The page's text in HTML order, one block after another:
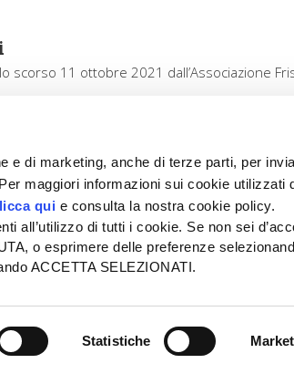
e di marketing, anche di terze parti, per
maggiori informazioni sui cookie utilizzati
qui e consulta la nostra cookie policy.
all’utilizzo di tutti i cookie. Se non sei
o esprimere delle preferenze
ACCETTA SELEZIONATI.
Statistiche
scorso 11 ottobre 2021 dall’Associazione
SEDE
Tel + 39.045.8057511
info@informatoreagrario.it
Tel +
- Partita iva: 00230010233 Reg. imp. di Verona
| ACCESSIBILITÀ | GESTIONE DELLE